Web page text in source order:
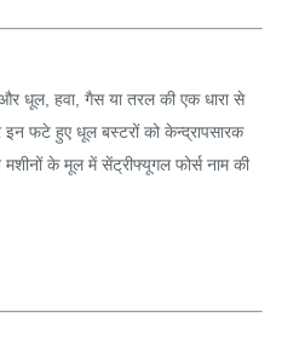
धूल, हवा, गैस या तरल की एक धारा से
फटे हुए धूल बस्टरों को केन्द्रापसारक
के मूल में सेंट्रीफ्यूगल फोर्स नाम की